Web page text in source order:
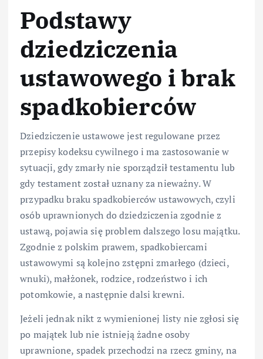
Podstawy
dziedziczenia
ustawowego i brak
spadkobierców
Dziedziczenie ustawowe jest regulowane przez
przepisy kodeksu cywilnego i ma zastosowanie w
sytuacji, gdy zmarły nie sporządził testamentu lub
gdy testament został uznany za nieważny. W
przypadku braku spadkobierców ustawowych, czyli
osób uprawnionych do dziedziczenia zgodnie z
ustawą, pojawia się problem dalszego losu majątku.
Zgodnie z polskim prawem, spadkobiercami
ustawowymi są kolejno zstępni zmarłego (dzieci,
wnuki), małżonek, rodzice, rodzeństwo i ich
potomkowie, a następnie dalsi krewni.
Jeżeli jednak nikt z wymienionej listy nie zgłosi się
po majątek lub nie istnieją żadne osoby
uprawnione, spadek przechodzi na rzecz gminy, na